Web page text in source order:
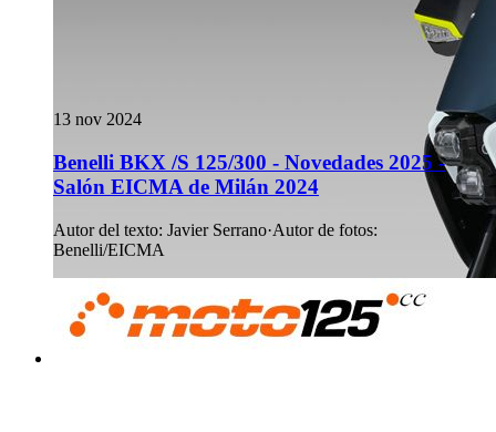
13 nov 2024
Benelli BKX /S 125/300 - Novedades 2025 -
Salón EICMA de Milán 2024
Autor del texto: Javier Serrano·Autor de fotos:
Benelli/EICMA